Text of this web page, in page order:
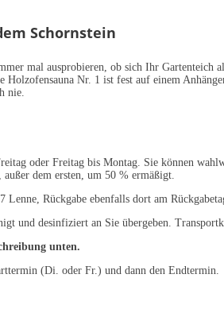
Schornstein
mal ausprobieren, ob sich Ihr
Holzofensauna Nr. 1 ist fest auf einem
nie.
oder Freitag bis Montag. Sie können
dem ersten, um 50 % ermäßigt.
Rückgabe ebenfalls dort am
und desinfiziert an Sie übergeben.
unten.
(Di. oder Fr.) und dann den Endtermin.